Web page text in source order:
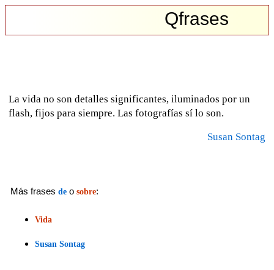
Qfrases
La vida no son detalles significantes, iluminados por un
flash, fijos para siempre. Las fotografías sí lo son.
Susan Sontag
Más frases de o sobre:
Vida
Susan Sontag